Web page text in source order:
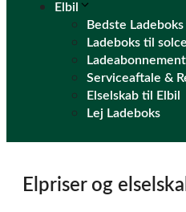
Elbil
Bedste
Ladeboks til
Serviceaftale &
Elselskab til Elbil
Lej Ladeboks
Elpriser og